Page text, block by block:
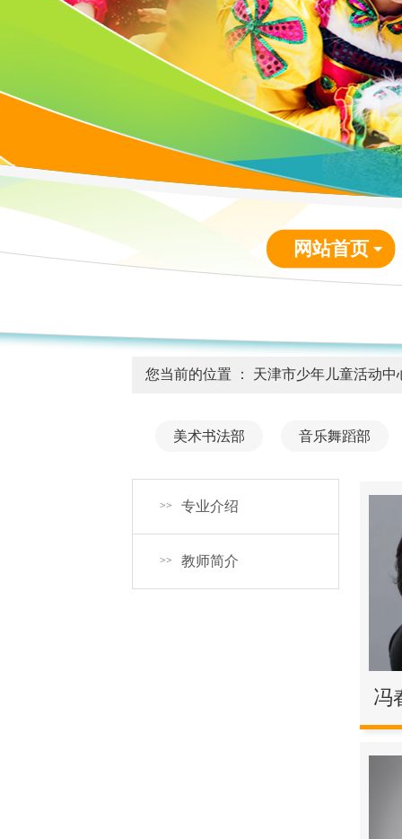
网站首页
您当前的位置 ： 天津市少年儿童活动中
美术书法部 音乐舞蹈部
>> 专业介绍
>> 教师简介
冯